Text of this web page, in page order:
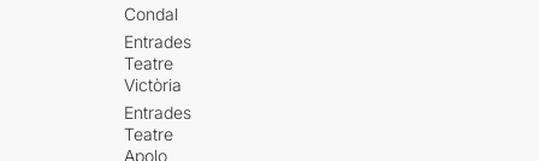
Condal
Entrades
Teatre
Victòria
Entrades
Teatre
Apolo